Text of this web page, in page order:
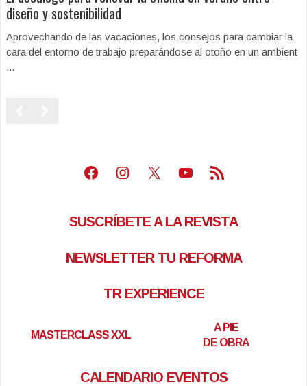
diseño y sostenibilidad
Aprovechando de las vacaciones, los consejos para cambiar la
cara del entorno de trabajo preparándose al otoño en un ambient
...
Facebook
Instagram
X Youtube
Feed RSS
SUSCRÍBETE A LA REVISTA
NEWSLETTER TU REFORMA
TR EXPERIENCE
MASTERCLASS XXL
A PIE
DE OBRA
CALENDARIO EVENTOS